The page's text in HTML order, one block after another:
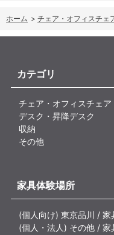
ホーム > チェア・オフィスチェ
カテゴリ
チェア・オフィスチェア
デスク・昇降デスク
収納
その他
家具体験場所
(個人向け) 東京品川 / 家
(個人・法人) その他 / 家